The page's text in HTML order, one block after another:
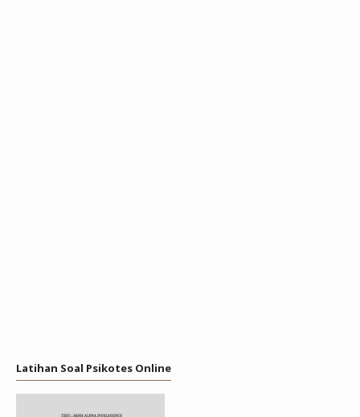
Latihan Soal Psikotes Online